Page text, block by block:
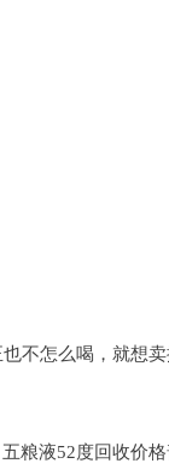
不怎么喝，就
粮液52度回收价